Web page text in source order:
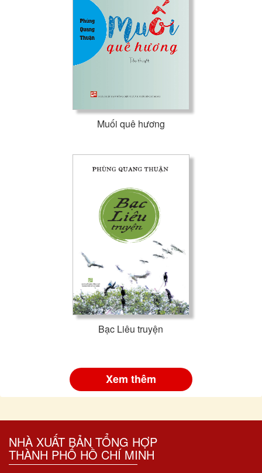
Muối quê hương
Bạc Liêu truyện
Xem thêm
NHÀ XUẤT BẢN TỔNG HỢP
THÀNH PHỐ HỒ CHÍ MINH